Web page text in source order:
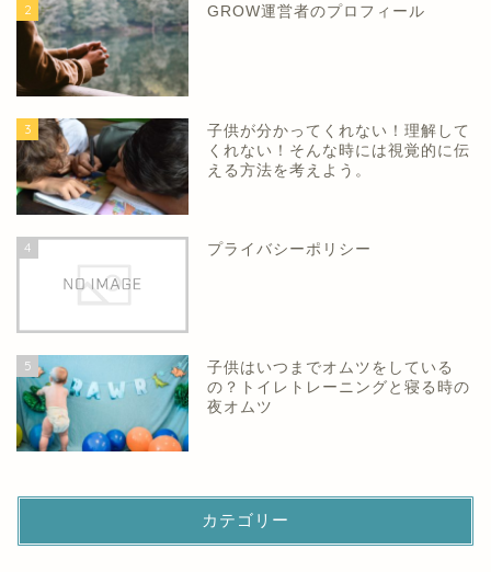
2 GROW運営者のプロフィール
3
子供が分かってくれない！理解して
くれない！そんな時には視覚的に伝
える方法を考えよう。
4 プライバシーポリシー
5
子供はいつまでオムツをしている
の？トイレトレーニングと寝る時の
夜オムツ
カテゴリー